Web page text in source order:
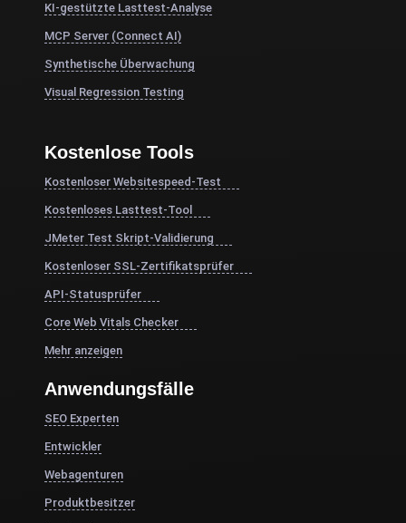
KI-gestützte Lasttest-Analyse
MCP Server (Connect AI)
Synthetische Überwachung
Visual Regression Testing
Kostenlose Tools
Kostenloser Websitespeed-Test
Kostenloses Lasttest-Tool
JMeter Test Skript-Validierung
Kostenloser SSL-Zertifikatsprüfer
API-Statusprüfer
Core Web Vitals Checker
Mehr anzeigen
Anwendungsfälle
SEO Experten
Entwickler
Webagenturen
Produktbesitzer